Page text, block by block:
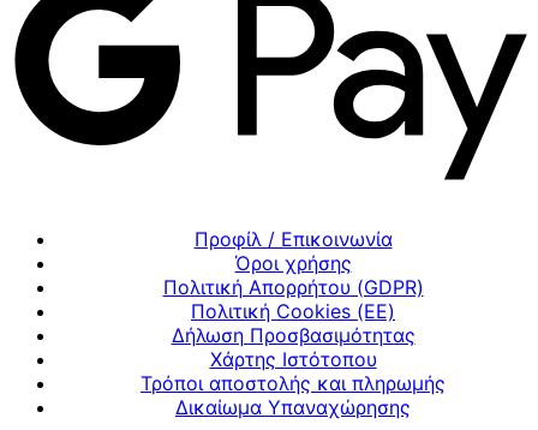
Προφίλ / Επικοινωνία
Όροι χρήσης
Πολιτική Απορρήτου (GDPR)
Πολιτική Cookies (ΕΕ)
Δήλωση Προσβασιμότητας
Χάρτης Ιστότοπου
Τρόποι αποστολής και πληρωμής
Δικαίωμα Υπαναχώρησης